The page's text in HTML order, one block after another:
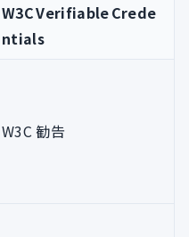
W3C Verifiable Crede
ntials
W3C 勧告